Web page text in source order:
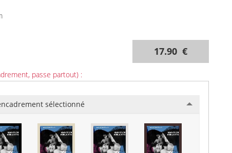
17.90 €
passe partout) :
sélectionné